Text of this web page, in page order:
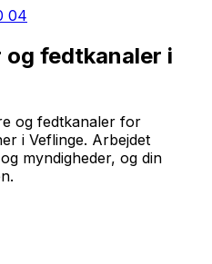
04
fedtkanaler i
og fedtkanaler for
i Veflinge. Arbejdet
myndigheder, og din